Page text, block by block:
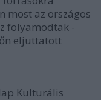
most az országos
folyamodtak -
eljuttatott
Kulturális